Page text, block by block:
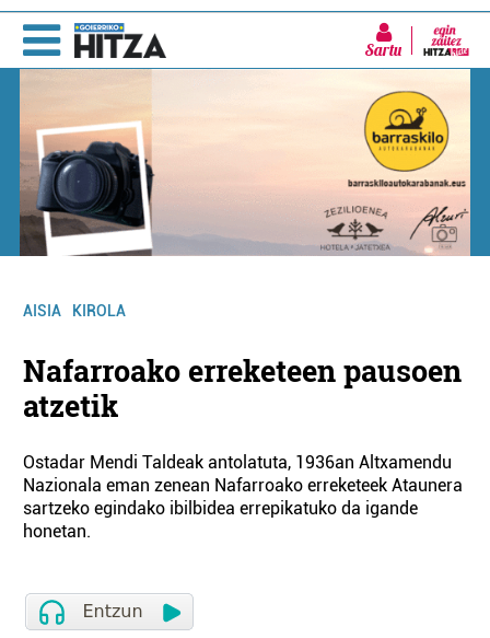
Sartu
AISIA KIROLA
Nafarroako erreketeen pausoen
atzetik
Ostadar Mendi Taldeak antolatuta, 1936an Altxamendu
Nazionala eman zenean Nafarroako erreketeek Ataunera
sartzeko egindako ibilbidea errepikatuko da igande
honetan.